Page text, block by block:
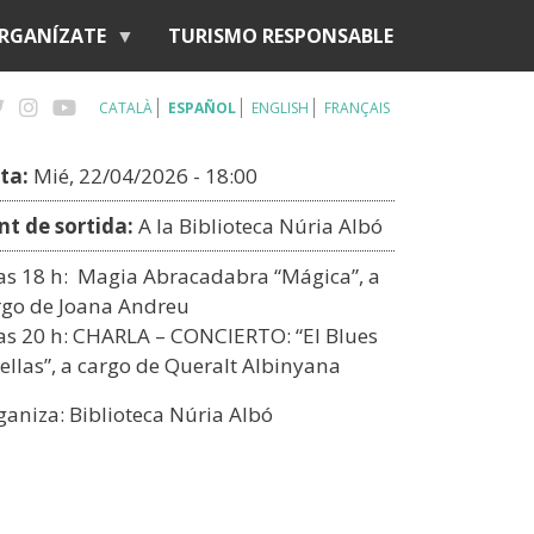
TURISMO RESPONSABLE
CATALÀ ESPAÑOL ENGLISH FRANÇAIS
Mié, 22/04/2026 - 18:00
de sortida: A la Biblioteca Núria Albó
18 h: Magia Abracadabra “Mágica”, a
de Joana Andreu
20 h: CHARLA – CONCIERTO: “El Blues
a cargo de Queralt Albinyana
Biblioteca Núria Albó